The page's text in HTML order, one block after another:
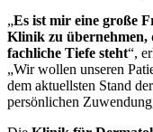
„Es ist mir eine große
Klinik zu
fachliche Tiefe steht“,
„Wir wollen unseren
dem aktuellsten Stand
persönlichen